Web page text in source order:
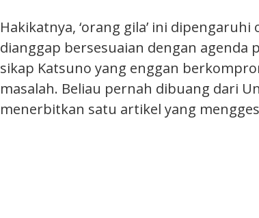
Hakikatnya, ‘orang gila’ ini
dianggap bersesuaian dengan agenda
sikap Katsuno yang enggan
masalah. Beliau pernah dibuang dari
menerbitkan satu artikel yang